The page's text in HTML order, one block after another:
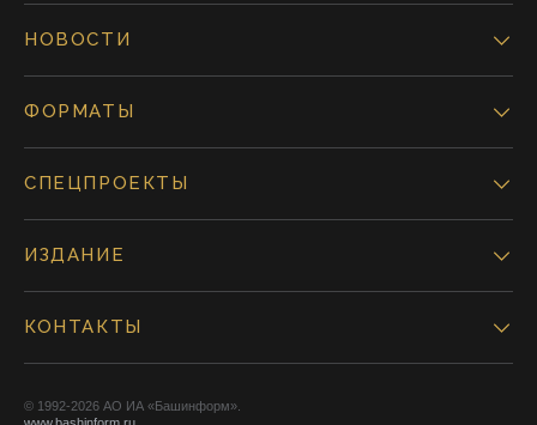
НОВОСТИ
ФОРМАТЫ
СПЕЦПРОЕКТЫ
ИЗДАНИЕ
КОНТАКТЫ
© 1992-2026 АО ИА «Башинформ».